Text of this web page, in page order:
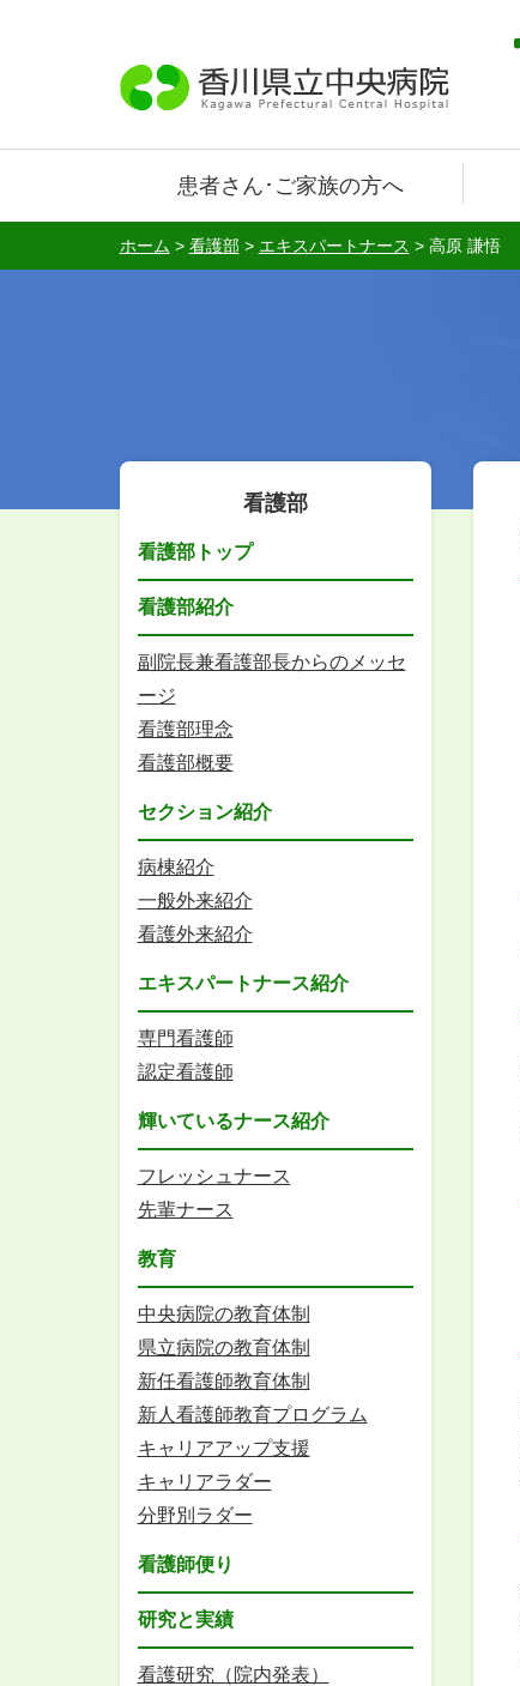
患者さん･ご家族の方へ
ホーム > 看護部> エキスパートナース > 高原 謙悟
看護部
看護部トップ
看護部紹介
副院長兼看護部長からのメッセ
ージ
看護部理念
看護部概要
セクション紹介
病棟紹介
一般外来紹介
看護外来紹介
エキスパートナース紹介
専門看護師
認定看護師
輝いているナース紹介
フレッシュナース
先輩ナース
教育
中央病院の教育体制
県立病院の教育体制
新任看護師教育体制
新人看護師教育プログラム
キャリアアップ支援
キャリアラダー
分野別ラダー
看護師便り
研究と実績
看護研究（院内発表）